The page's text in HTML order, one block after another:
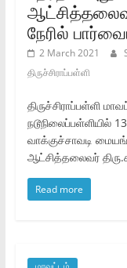
நேரில்‌
2 March 2021
திருச்சிராப்பள்ளி
திருச்சிராப்பள்ளி
நடூநிலைப்பள்ளியில்‌
வாக்குச்சாவடி
ஆட்சித்தலைவர்‌
Read more